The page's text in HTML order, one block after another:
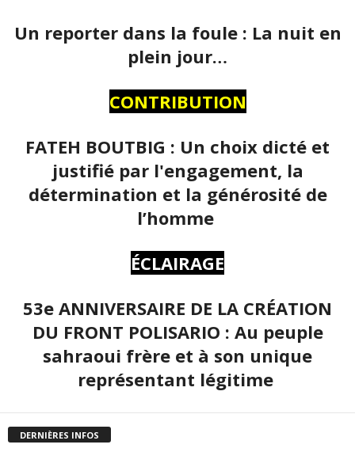
Un reporter dans la foule : La nuit en
plein jour…
CONTRIBUTION
FATEH BOUTBIG : Un choix dicté et
justifié par l'engagement, la
détermination et la générosité de
l’homme
ÉCLAIRAGE
53e ANNIVERSAIRE DE LA CRÉATION
DU FRONT POLISARIO : Au peuple
sahraoui frère et à son unique
représentant légitime
DERNIÈRES INFOS